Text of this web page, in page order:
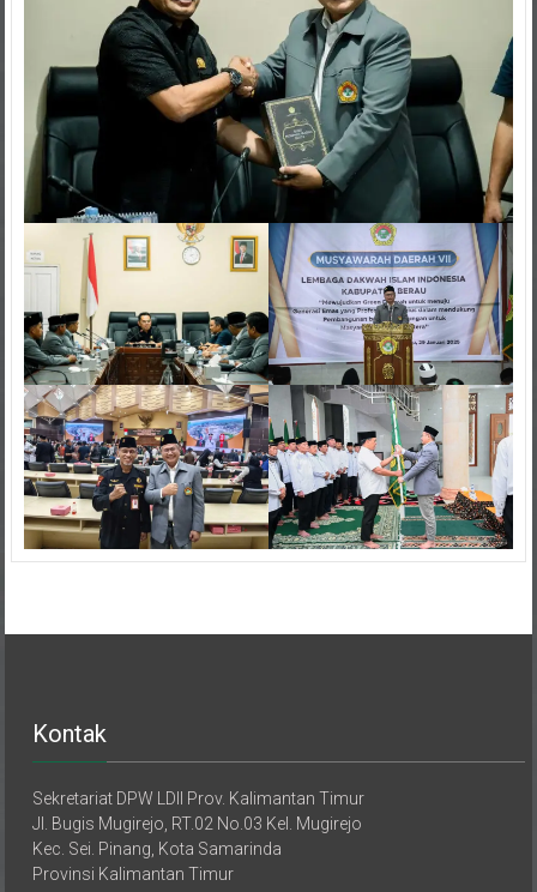
Kontak
Sekretariat DPW LDII Prov. Kalimantan Timur
Jl. Bugis Mugirejo, RT.02 No.03 Kel. Mugirejo
Kec. Sei. Pinang, Kota Samarinda
Provinsi Kalimantan Timur